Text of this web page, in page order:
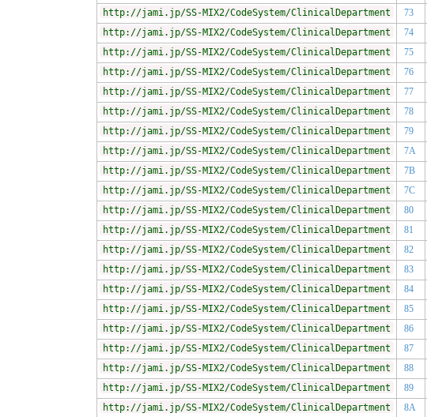
http://jami.jp/SS-MIX2/CodeSystem/ClinicalDepartment
73
http://jami.jp/SS-MIX2/CodeSystem/ClinicalDepartment
74
http://jami.jp/SS-MIX2/CodeSystem/ClinicalDepartment
75
http://jami.jp/SS-MIX2/CodeSystem/ClinicalDepartment
76
http://jami.jp/SS-MIX2/CodeSystem/ClinicalDepartment
77
http://jami.jp/SS-MIX2/CodeSystem/ClinicalDepartment
78
http://jami.jp/SS-MIX2/CodeSystem/ClinicalDepartment
79
http://jami.jp/SS-MIX2/CodeSystem/ClinicalDepartment
7A
http://jami.jp/SS-MIX2/CodeSystem/ClinicalDepartment
7B
http://jami.jp/SS-MIX2/CodeSystem/ClinicalDepartment
7C
http://jami.jp/SS-MIX2/CodeSystem/ClinicalDepartment
80
http://jami.jp/SS-MIX2/CodeSystem/ClinicalDepartment
81
http://jami.jp/SS-MIX2/CodeSystem/ClinicalDepartment
82
http://jami.jp/SS-MIX2/CodeSystem/ClinicalDepartment
83
http://jami.jp/SS-MIX2/CodeSystem/ClinicalDepartment
84
http://jami.jp/SS-MIX2/CodeSystem/ClinicalDepartment
85
http://jami.jp/SS-MIX2/CodeSystem/ClinicalDepartment
86
http://jami.jp/SS-MIX2/CodeSystem/ClinicalDepartment
87
http://jami.jp/SS-MIX2/CodeSystem/ClinicalDepartment
88
http://jami.jp/SS-MIX2/CodeSystem/ClinicalDepartment
89
http://jami.jp/SS-MIX2/CodeSystem/ClinicalDepartment
8A